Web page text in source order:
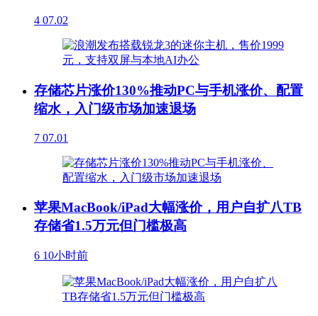
4 07.02
存储芯片涨价130%推动PC与手机涨价、配置
缩水，入门级市场加速退场
7 07.01
苹果MacBook/iPad大幅涨价，用户自扩八TB
存储省1.5万元但门槛极高
6 10小时前